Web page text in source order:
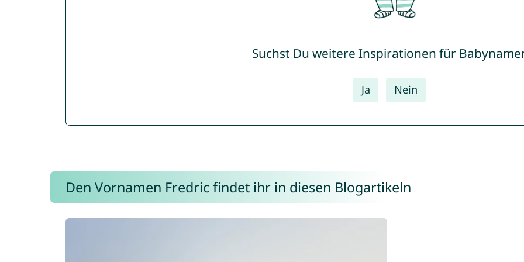
Suchst Du weitere Inspirationen für
Ja Nein
Den Vornamen Fredric findet ihr in diesen Blogartikeln